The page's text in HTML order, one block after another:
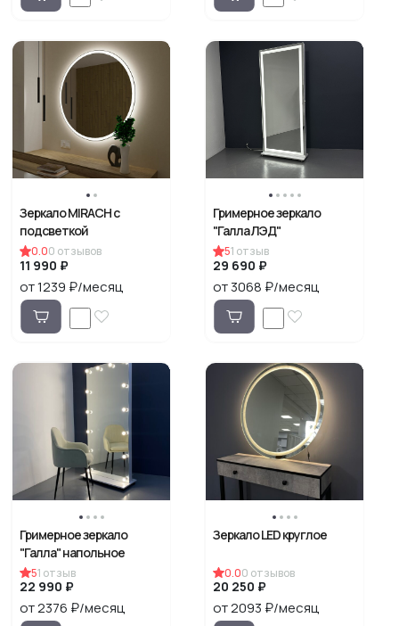
Зеркало MIRACH с
подсветкой
0.00 отзывов
11 990 ₽
от 1239 ₽/месяц
Гримерное зеркало
"Галла ЛЭД"
51 отзыв
29 690 ₽
от 3068 ₽/месяц
Гримерное зеркало
"Галла" напольное
51 отзыв
22 990 ₽
от 2376 ₽/месяц
Зеркало LED круглое
0.00 отзывов
20 250 ₽
от 2093 ₽/месяц